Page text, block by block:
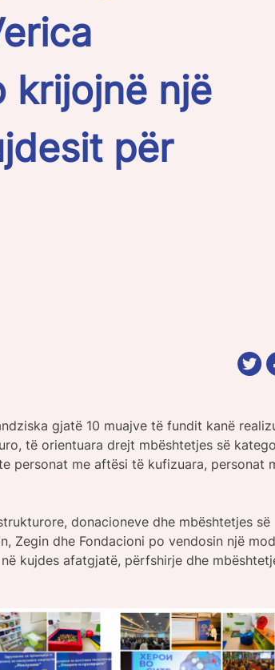
krijojnë një
për
gjatë 10 muajve të fundit kanë
të orientuara drejt mbështetjes së
personat me aftësi të kufizuara, personat
donacioneve dhe mbështetjes së
Zegin dhe Fondacioni po vendosin një
kujdes afatgjatë, përfshirje dhe